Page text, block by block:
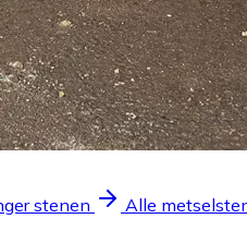
stenen Alle